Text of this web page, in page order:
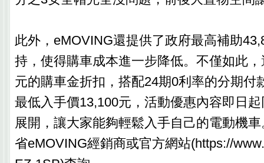
此外，eMOVING還提供了政府最高補助
持，使得購車成本進一步降低。不僅如此
元的購車金折扣，搭配24期0利率的分期付
最低入手價13,100元，活動優惠內容即日
展開，讓大家能夠輕鬆入手自己的電動機
省eMOVING經銷商或官方網站(https://